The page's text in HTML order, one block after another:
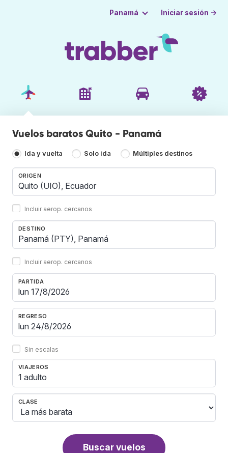
Panamá Iniciar sesión →
Vuelos baratos Quito - Panamá
Ida y vuelta Solo ida Múltiples destinos
ORIGEN
Incluir aerop. cercanos
DESTINO
Incluir aerop. cercanos
PARTIDA
REGRESO
Sin escalas
VIAJEROS
1 adulto
CLASE
Buscar vuelos